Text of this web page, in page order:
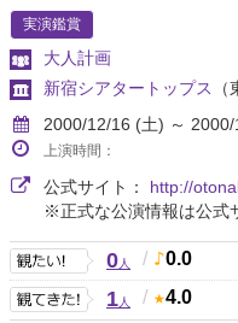
実演鑑賞
大人計画
新宿シアタートップス
2000/12/16 (土) ～
上演時間：
公式サイト： http://
※正式な公演情報は公式
0人 / 0.0
1人 / 4.0